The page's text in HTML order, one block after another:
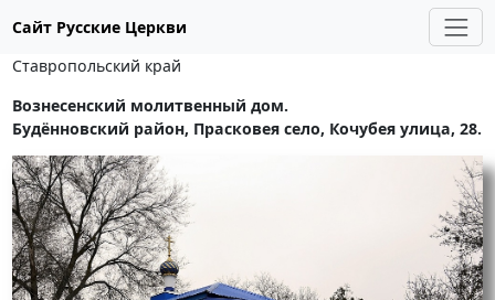
Сайт Русские Церкви
Ставропольский край
Вознесенский молитвенный дом.
Будённовский район, Прасковея село, Кочубея улица, 28.